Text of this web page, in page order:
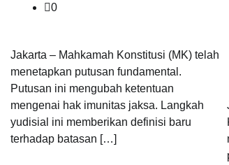
0
Jakarta – Mahkamah Konstitusi (MK) telah
menetapkan putusan fundamental.
Putusan ini mengubah ketentuan
mengenai hak imunitas jaksa. Langkah
yudisial ini memberikan definisi baru
terhadap batasan […]